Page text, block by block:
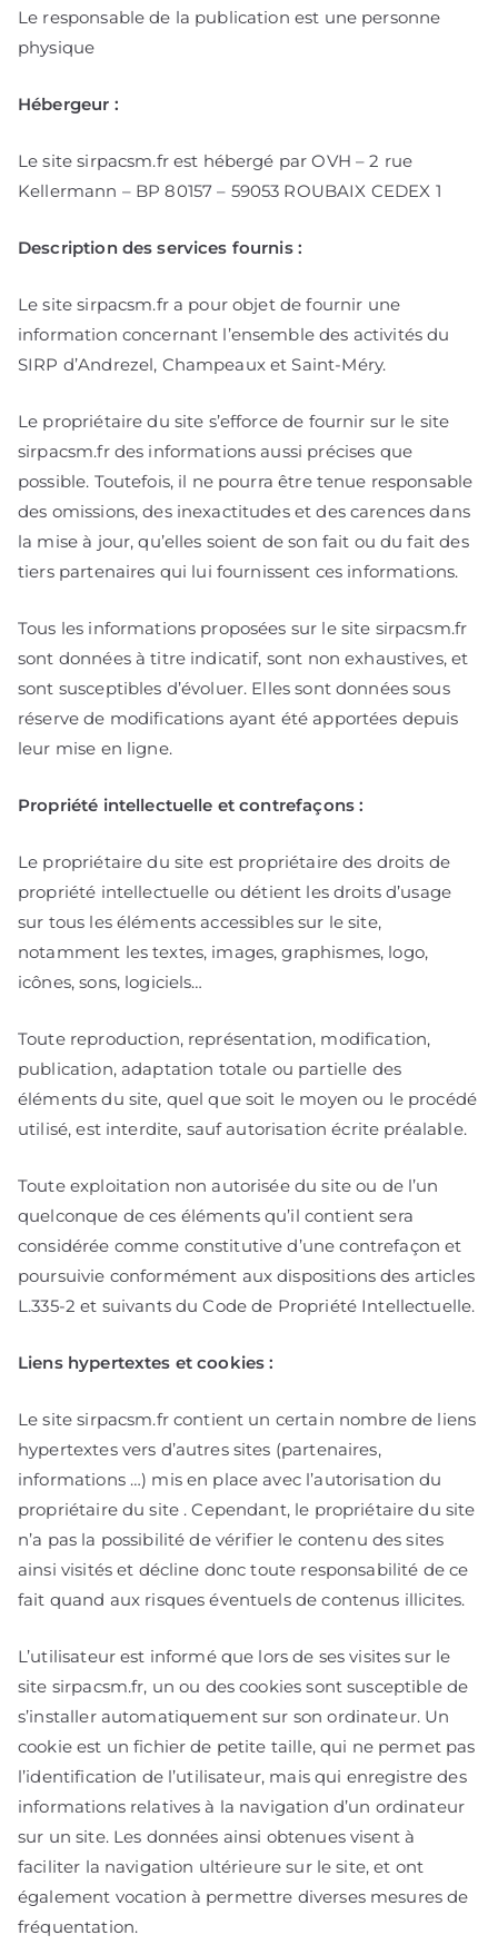
Le responsable de la publication est une personne
physique
Hébergeur :
Le site sirpacsm.fr est hébergé par OVH – 2 rue
Kellermann – BP 80157 – 59053 ROUBAIX CEDEX 1
Description des services fournis :
Le site sirpacsm.fr a pour objet de fournir une
information concernant l’ensemble des activités du
SIRP d’Andrezel, Champeaux et Saint-Méry.
Le propriétaire du site s’efforce de fournir sur le site
sirpacsm.fr des informations aussi précises que
possible. Toutefois, il ne pourra être tenue responsable
des omissions, des inexactitudes et des carences dans
la mise à jour, qu’elles soient de son fait ou du fait des
tiers partenaires qui lui fournissent ces informations.
Tous les informations proposées sur le site sirpacsm.fr
sont données à titre indicatif, sont non exhaustives, et
sont susceptibles d’évoluer. Elles sont données sous
réserve de modifications ayant été apportées depuis
leur mise en ligne.
Propriété intellectuelle et contrefaçons :
Le propriétaire du site est propriétaire des droits de
propriété intellectuelle ou détient les droits d’usage
sur tous les éléments accessibles sur le site,
notamment les textes, images, graphismes, logo,
icônes, sons, logiciels…
Toute reproduction, représentation, modification,
publication, adaptation totale ou partielle des
éléments du site, quel que soit le moyen ou le procédé
utilisé, est interdite, sauf autorisation écrite préalable.
Toute exploitation non autorisée du site ou de l’un
quelconque de ces éléments qu’il contient sera
considérée comme constitutive d’une contrefaçon et
poursuivie conformément aux dispositions des articles
L.335-2 et suivants du Code de Propriété Intellectuelle.
Liens hypertextes et cookies :
Le site sirpacsm.fr contient un certain nombre de liens
hypertextes vers d’autres sites (partenaires,
informations …) mis en place avec l’autorisation du
propriétaire du site . Cependant, le propriétaire du site
n’a pas la possibilité de vérifier le contenu des sites
ainsi visités et décline donc toute responsabilité de ce
fait quand aux risques éventuels de contenus illicites.
L’utilisateur est informé que lors de ses visites sur le
site sirpacsm.fr, un ou des cookies sont susceptible de
s’installer automatiquement sur son ordinateur. Un
cookie est un fichier de petite taille, qui ne permet pas
l’identification de l’utilisateur, mais qui enregistre des
informations relatives à la navigation d’un ordinateur
sur un site. Les données ainsi obtenues visent à
faciliter la navigation ultérieure sur le site, et ont
également vocation à permettre diverses mesures de
fréquentation.